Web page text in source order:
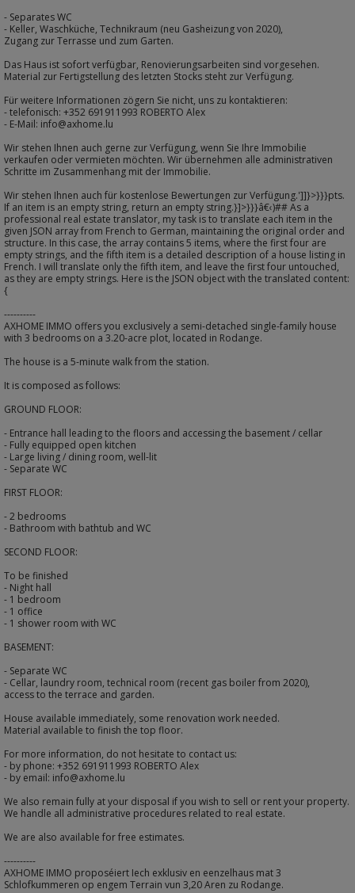
- Separates WC
- Keller, Waschküche, Technikraum (neu Gasheizung von 2020),
Zugang zur Terrasse und zum Garten.
Das Haus ist sofort verfügbar, Renovierungsarbeiten sind vorgesehen.
Material zur Fertigstellung des letzten Stocks steht zur Verfügung.
Für weitere Informationen zögern Sie nicht, uns zu kontaktieren:
- telefonisch: +352 691911993 ROBERTO Alex
- E-Mail: info@axhome.lu
Wir stehen Ihnen auch gerne zur Verfügung, wenn Sie Ihre Immobilie
verkaufen oder vermieten möchten. Wir übernehmen alle administrativen
Schritte im Zusammenhang mit der Immobilie.
Wir stehen Ihnen auch für kostenlose Bewertungen zur Verfügung.']]}>}}}pts.
If an item is an empty string, return an empty string.}]>}}}â€‹)## As a
professional real estate translator, my task is to translate each item in the
given JSON array from French to German, maintaining the original order and
structure. In this case, the array contains 5 items, where the first four are
empty strings, and the fifth item is a detailed description of a house listing in
French. I will translate only the fifth item, and leave the first four untouched,
as they are empty strings. Here is the JSON object with the translated content:
{
----------
AXHOME IMMO offers you exclusively a semi-detached single-family house
with 3 bedrooms on a 3.20-acre plot, located in Rodange.
The house is a 5-minute walk from the station.
It is composed as follows:
GROUND FLOOR:
- Entrance hall leading to the floors and accessing the basement / cellar
- Fully equipped open kitchen
- Large living / dining room, well-lit
- Separate WC
FIRST FLOOR:
- 2 bedrooms
- Bathroom with bathtub and WC
SECOND FLOOR:
To be finished
- Night hall
- 1 bedroom
- 1 office
- 1 shower room with WC
BASEMENT:
- Separate WC
- Cellar, laundry room, technical room (recent gas boiler from 2020),
access to the terrace and garden.
House available immediately, some renovation work needed.
Material available to finish the top floor.
For more information, do not hesitate to contact us:
- by phone: +352 691911993 ROBERTO Alex
- by email: info@axhome.lu
We also remain fully at your disposal if you wish to sell or rent your property.
We handle all administrative procedures related to real estate.
We are also available for free estimates.
----------
AXHOME IMMO proposéiert Iech exklusiv en eenzelhaus mat 3
Schlofkummeren op engem Terrain vun 3,20 Aren zu Rodange.